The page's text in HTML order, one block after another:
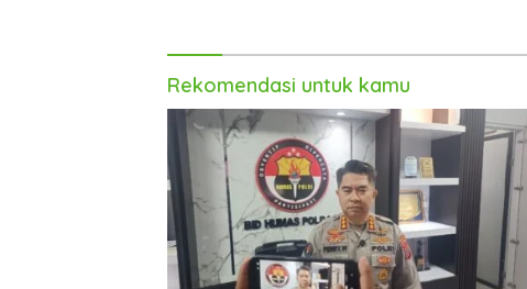
Rekomendasi untuk kamu